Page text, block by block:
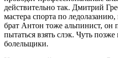
действительно так. Дмитрий
мастера спорта по
брат Антон тоже альпинист, он
пытаться взять слэк. Чуть
болельщики.